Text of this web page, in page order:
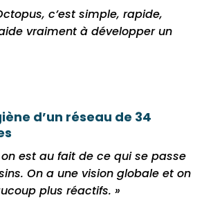
c’est simple, rapide,
vraiment à développer un
d’un réseau de 34
on est au fait de ce qui se passe
On a une vision globale et on
plus réactifs. »